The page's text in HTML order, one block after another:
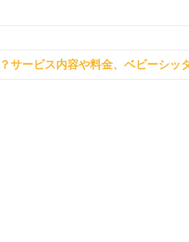
サービス内容や料金、ベビーシッ